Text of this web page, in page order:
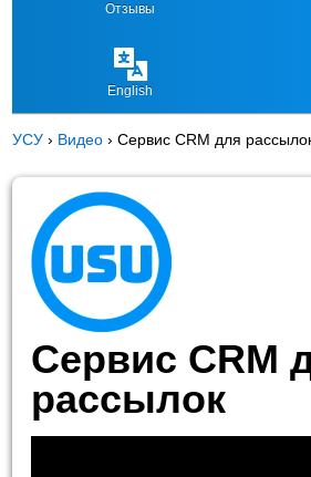
Отзывы
English
УСУ › Видео ›Сервис CRM для
Сервис CRM
рассылок